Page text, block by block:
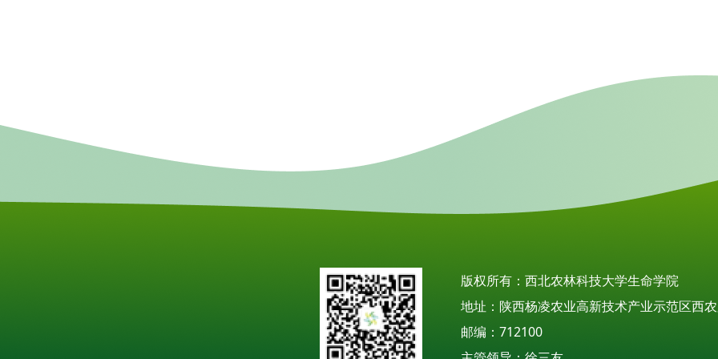
版权所有：西北农林科技大学生命学院
地址：陕西杨凌农业高新技术产业示范区西
邮编：712100